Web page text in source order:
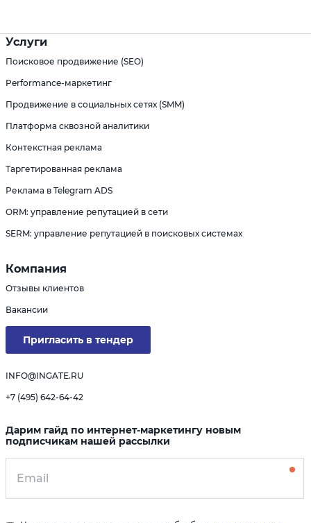
Услуги
Поисковое продвижение (SEO)
Performance-маркетинг
Продвижение в социальных сетях (SMM)
Платформа сквозной аналитики
Контекстная реклама
Таргетированная реклама
Реклама в Telegram ADS
ORM: управление репутацией в сети
SERM: управление репутацией в поисковых системах
Компания
Отзывы клиентов
Вакансии
Пригласить в тендер
INFO@INGATE.RU
+7 (495) 642-64-42
Дарим гайд по интернет-маркетингу новым
подписчикам нашей рассылки